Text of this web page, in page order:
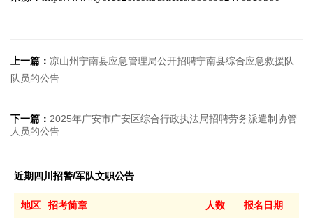
上一篇： 凉山州宁南县应急管理局公开招聘宁南县综合应急救援队
队员的公告
下一篇： 2025年广安市广安区综合行政执法局招聘劳务派遣制协管
人员的公告
近期四川招警/军队文职公告
地区 招考简章 人数 报名日期